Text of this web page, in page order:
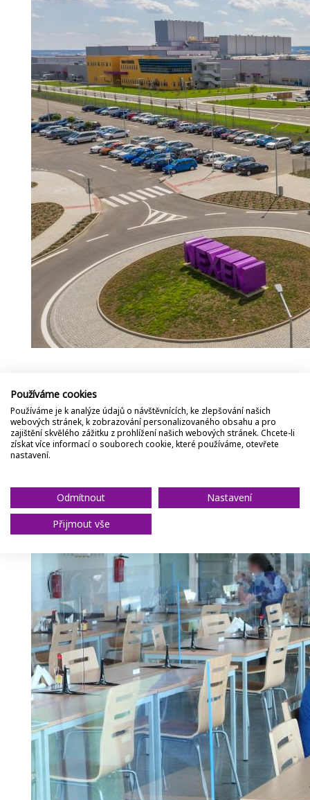
společnosti Ivana Dzida se však Nexen na
„Naším cílem je zachovat zaměstnanost,“ řekl Dzido.
Hygienická opatření, která firma přijala již na počátku
pracovníků, jsou mezi místy k sezení patřičné
nákazy.
Používáme cookies
Používáme je k analýze údajů o návštěvnících, ke zlepšování našich
webových stránek, k zobrazování personalizovaného obsahu a pro
zajištění skvělého zážitku z prohlížení našich webových stránek. Chcete-li
získat více informací o souborech cookie, které používáme, otevřete
nastavení.
Odmítnout
Nastavení
Přijmout vše